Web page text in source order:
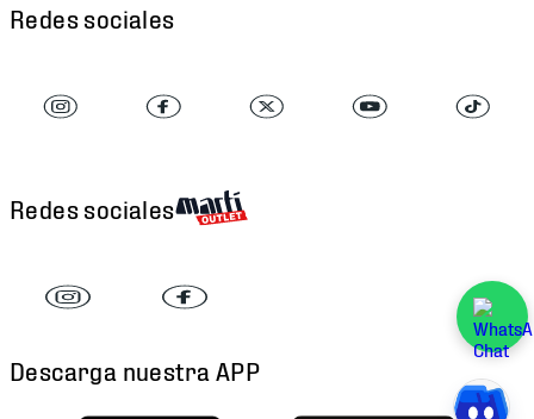
Redes sociales
Redes sociales
Descarga nuestra APP